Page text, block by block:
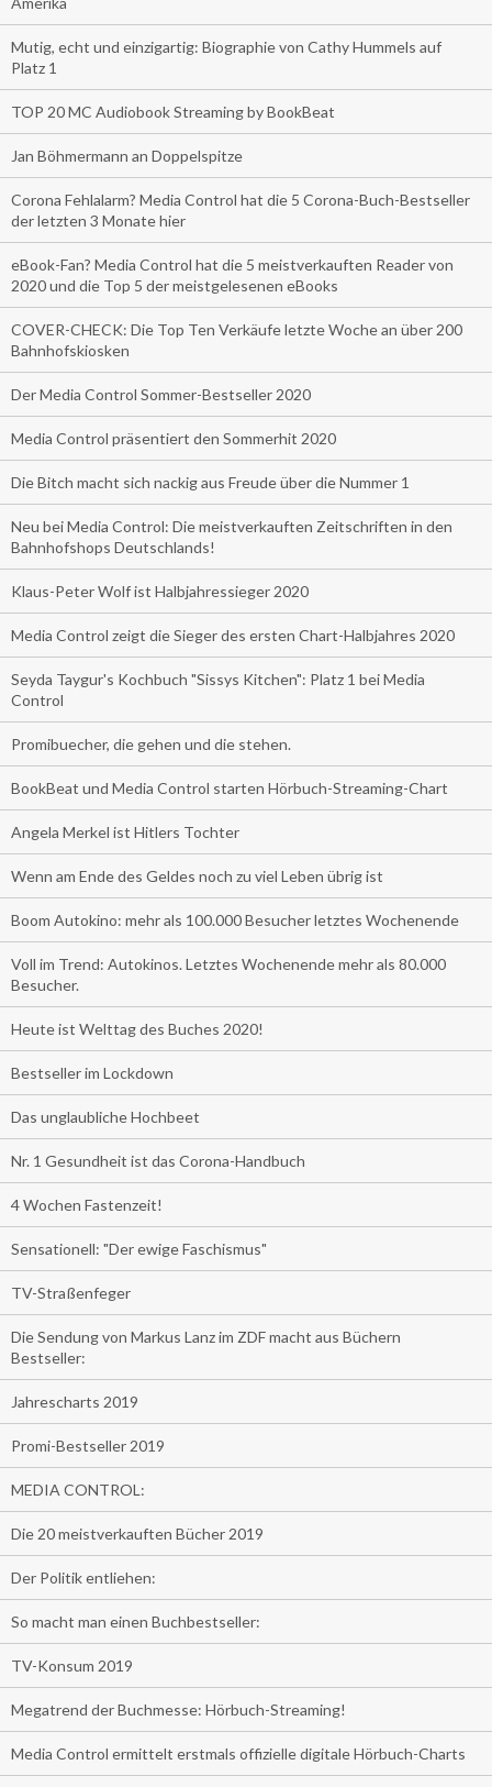
Mutig, echt und einzigartig: Biographie von Cathy Hummels auf
Platz 1
TOP 20 MC Audiobook Streaming by BookBeat
Jan Böhmermann an Doppelspitze
Corona Fehlalarm? Media Control hat die 5 Corona-Buch-Bestseller
der letzten 3 Monate hier
eBook-Fan? Media Control hat die 5 meistverkauften Reader von
2020 und die Top 5 der meistgelesenen eBooks
COVER-CHECK: Die Top Ten Verkäufe letzte Woche an über 200
Bahnhofskiosken
Der Media Control Sommer-Bestseller 2020
Media Control präsentiert den Sommerhit 2020
Die Bitch macht sich nackig aus Freude über die Nummer 1
Neu bei Media Control: Die meistverkauften Zeitschriften in den
Bahnhofshops Deutschlands!
Klaus-Peter Wolf ist Halbjahressieger 2020
Media Control zeigt die Sieger des ersten Chart-Halbjahres 2020
Seyda Taygur's Kochbuch "Sissys Kitchen": Platz 1 bei Media
Control
Promibuecher, die gehen und die stehen.
BookBeat und Media Control starten Hörbuch-Streaming-Chart
Angela Merkel ist Hitlers Tochter
Wenn am Ende des Geldes noch zu viel Leben übrig ist
Boom Autokino: mehr als 100.000 Besucher letztes Wochenende
Voll im Trend: Autokinos. Letztes Wochenende mehr als 80.000
Besucher.
Heute ist Welttag des Buches 2020!
Bestseller im Lockdown
Das unglaubliche Hochbeet
Nr. 1 Gesundheit ist das Corona-Handbuch
4 Wochen Fastenzeit!
Sensationell: "Der ewige Faschismus"
TV-Straßenfeger
Die Sendung von Markus Lanz im ZDF macht aus Büchern
Bestseller:
Jahrescharts 2019
Promi-Bestseller 2019
MEDIA CONTROL:
Die 20 meistverkauften Bücher 2019
Der Politik entliehen:
So macht man einen Buchbestseller:
TV-Konsum 2019
Megatrend der Buchmesse: Hörbuch-Streaming!
Media Control ermittelt erstmals offizielle digitale Hörbuch-Charts